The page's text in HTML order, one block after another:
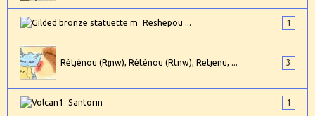
Reshepou ... 1
Rétjénou (Rṯnw), Réténou (Rtnw), Retjenu, ... 3
Santorin 1